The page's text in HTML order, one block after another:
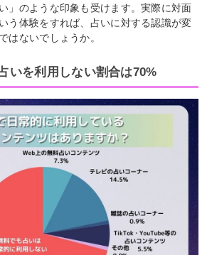
」のような印象も受けます。実際に対面
う体験をすれば、占いに対する認識が変
はないでしょうか。
いを利用しない割合は70%